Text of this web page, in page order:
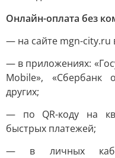
Онлайн-оплата без
— на сайте mgn-city.ru
— в приложениях:
Mobile», «Сбербанк
других;
— по QR-коду на
быстрых платежей;
— в личных